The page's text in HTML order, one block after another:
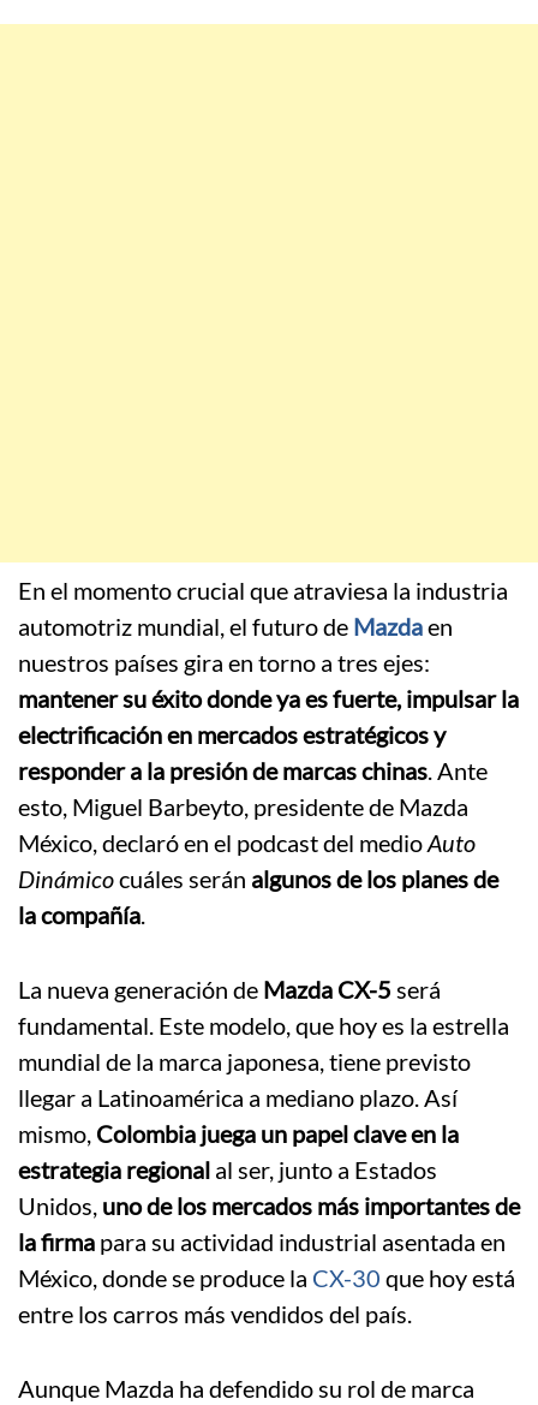
En el momento crucial que atraviesa la industria
automotriz mundial, el futuro de Mazdaen
nuestros países gira en torno a tres ejes:
mantener su éxito donde ya es fuerte, impulsar la
electrificación en mercados estratégicos y
responder a la presión de marcas chinas. Ante
esto, Miguel Barbeyto, presidente de Mazda
México, declaró en el podcast del medioAuto
Dinámicocuáles serán algunos de los planes de
la compañía.
La nueva generación de Mazda CX-5 será
fundamental. Este modelo, que hoy es la estrella
mundial de la marca japonesa, tiene previsto
llegar a Latinoamérica a mediano plazo. Así
mismo, Colombia juega un papel clave en la
estrategia regional al ser, junto a Estados
Unidos, uno de los mercados más importantes de
la firma para su actividad industrial asentada en
México, donde se produce la CX-30 que hoy está
entre los carros más vendidos del país.
Aunque Mazda ha defendido su rol de marca